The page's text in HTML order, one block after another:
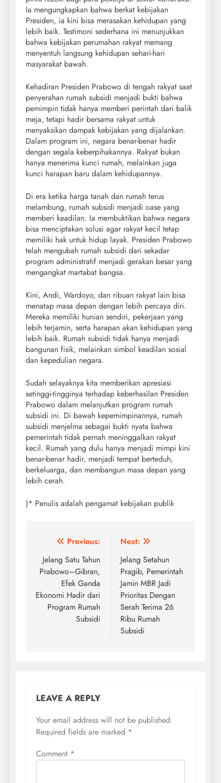
Ia mengungkapkan bahwa berkat kebijakan
Presiden, ia kini bisa merasakan kehidupan yang
lebih baik. Testimoni sederhana ini menunjukkan
bahwa kebijakan perumahan rakyat memang
menyentuh langsung kehidupan sehari-hari
masyarakat bawah.
Kehadiran Presiden Prabowo di tengah rakyat saat
penyerahan rumah subsidi menjadi bukti bahwa
pemimpin tidak hanya memberi perintah dari balik
meja, tetapi hadir bersama rakyat untuk
menyaksikan dampak kebijakan yang dijalankan.
Dalam program ini, negara benar-benar hadir
dengan segala keberpihakannya. Rakyat bukan
hanya menerima kunci rumah, melainkan juga
kunci harapan baru dalam kehidupannya.
Di era ketika harga tanah dan rumah terus
melambung, rumah subsidi menjadi oase yang
memberi keadilan. Ia membuktikan bahwa negara
bisa menciptakan solusi agar rakyat kecil tetap
memiliki hak untuk hidup layak. Presiden Prabowo
telah mengubah rumah subsidi dari sekadar
program administratif menjadi gerakan besar yang
mengangkat martabat bangsa.
Kini, Andi, Wardoyo, dan ribuan rakyat lain bisa
menatap masa depan dengan lebih percaya diri.
Mereka memiliki hunian sendiri, pekerjaan yang
lebih terjamin, serta harapan akan kehidupan yang
lebih baik. Rumah subsidi tidak hanya menjadi
bangunan fisik, melainkan simbol keadilan sosial
dan kepedulian negara.
Sudah selayaknya kita memberikan apresiasi
setinggi-tingginya terhadap keberhasilan Presiden
Prabowo dalam melanjutkan program rumah
subsidi ini. Di bawah kepemimpinannya, rumah
subsidi menjelma sebagai bukti nyata bahwa
pemerintah tidak pernah meninggalkan rakyat
kecil. Rumah yang dulu hanya menjadi mimpi kini
benar-benar hadir, menjadi tempat berteduh,
berkeluarga, dan membangun masa depan yang
lebih cerah.
)* Penulis adalah pengamat kebijakan publik
Post
navigation
Previous:
Jelang Satu Tahun
Prabowo–Gibran,
Efek Ganda
Ekonomi Hadir dari
Program Rumah
Subsidi
Next:
Jelang Setahun
Pragib, Pemerintah
Jamin MBR Jadi
Prioritas Dengan
Serah Terima 26
Ribu Rumah
Subsidi
LEAVE A REPLY
Your email address will not be published.
Required fields are marked *
Comment *